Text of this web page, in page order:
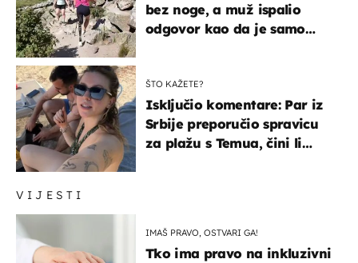
VIJESTI
IMAŠ PRAVO, OSTVARI GA!
Tko ima pravo na inkluzivni
bez noge, a muž ispalio
odgovor kao da je samo
ŠTO KAŽETE?
Isključio komentare: Par iz
Srbije preporučio spravicu
za plažu s Temua, čini li